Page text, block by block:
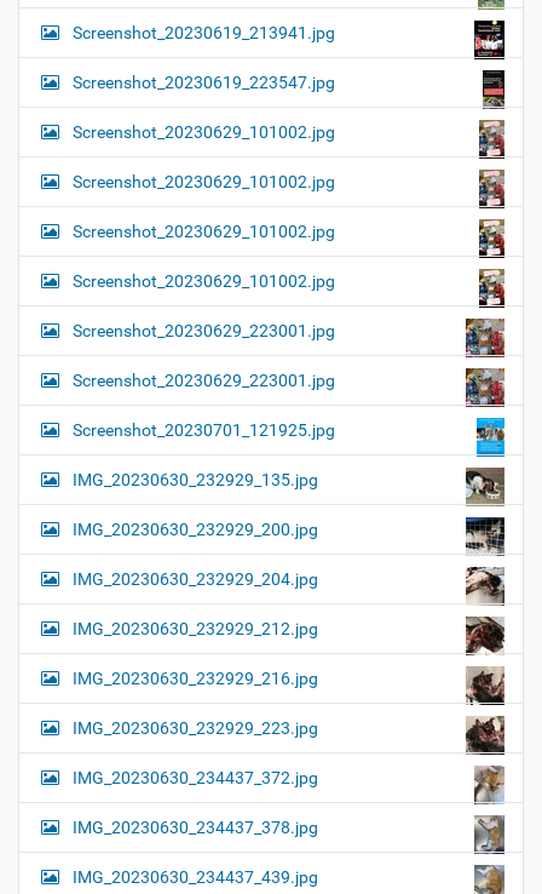
Screenshot_20230619_213941.jpg
Screenshot_20230619_223547.jpg
Screenshot_20230629_101002.jpg
Screenshot_20230629_101002.jpg
Screenshot_20230629_101002.jpg
Screenshot_20230629_101002.jpg
Screenshot_20230629_223001.jpg
Screenshot_20230629_223001.jpg
Screenshot_20230701_121925.jpg
IMG_20230630_232929_135.jpg
IMG_20230630_232929_200.jpg
IMG_20230630_232929_204.jpg
IMG_20230630_232929_212.jpg
IMG_20230630_232929_216.jpg
IMG_20230630_232929_223.jpg
IMG_20230630_234437_372.jpg
IMG_20230630_234437_378.jpg
IMG_20230630_234437_439.jpg